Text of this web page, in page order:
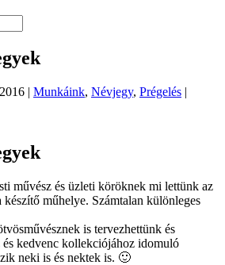
| Munkáink, Névjegy, Prégelés |
művész és üzleti köröknek mi lettünk az
műhelye. Számtalan különleges
is tervezhettünk és
és kedvenc kollekciójához idomuló
neki is és nektek is. 🙂